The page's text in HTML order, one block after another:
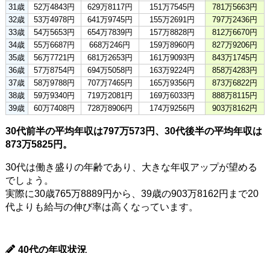
31歳
52万4843円 629万8117円 151万7545円
781万5663円
32歳
53万4978円 641万9745円 155万2691円
797万2436円
33歳
54万5653円 654万7839円 157万8828円
812万6670円
34歳
55万6687円 668万246円 159万8960円
827万9206円
35歳
56万7721円 681万2653円 161万9093円
843万1745円
36歳
57万8754円 694万5058円 163万9224円
858万4283円
37歳
58万9788円 707万7465円 165万9356円
873万6822円
38歳
59万9340円 719万2081円 169万6033円
888万8115円
39歳
60万7408円 728万8906円 174万9256円 903万8162円
30代前半の平均年収は797万573円、30代後半の平均年収は
873万5825円。
30代は働き盛りの年齢であり、大きな年収アップが望める
でしょう。
実際に30歳765万8889円から、39歳の903万8162円まで20
代よりも給与の伸び率は高くなっています。
40代の年収状況